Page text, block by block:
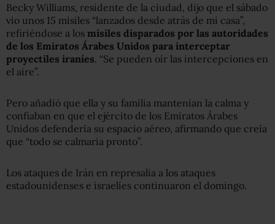
Becky Williams, residente de la ciudad, dijo que el sábado
vio unos 15 misiles “lanzados desde atrás de mi casa”,
refiriéndose a los misiles disparados por las autoridades
de los Emiratos Árabes Unidos para interceptar
proyectiles iraníes. “Se pueden oír las intercepciones en
el aire”.
Pero añadió que ella y su familia mantenían la calma y
confiaban en que el ejército de los Emiratos Árabes
Unidos defendería su espacio aéreo, afirmando que creía
que “todo se calmaría pronto”.
Los ataques de Irán en represalia a los ataques
estadounidenses e israelíes continuaron el domingo.